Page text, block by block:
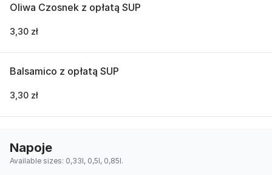
Oliwa Czosnek z opłatą SUP
3,30 zł
Balsamico z opłatą SUP
3,30 zł
Napoje
Available sizes: 0,33l, 0,5l, 0,85l.